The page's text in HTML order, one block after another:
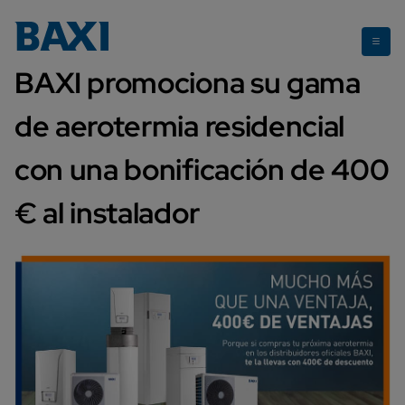
Promocion aerotermia instaladores 2024
BAXI promociona su gama
de aerotermia residencial
con una bonificación de 400
€ al instalador